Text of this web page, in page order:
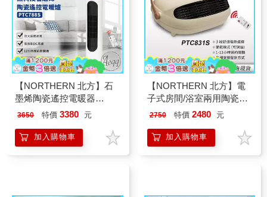
【NORTHERN 北方】石
墨烯陶瓷遙控電暖器
(PTC788S)
3650 特價 3380 元
加入購物車
【NORTHERN 北方】電
子式房間/浴室兩用陶瓷電
暖器(PTC831S)
2750 特價 2480 元
加入購物車